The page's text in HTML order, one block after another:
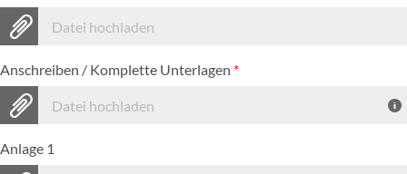
Datei hochladen
Anschreiben / Komplette Unterlagen *
Datei hochladen
Anlage 1